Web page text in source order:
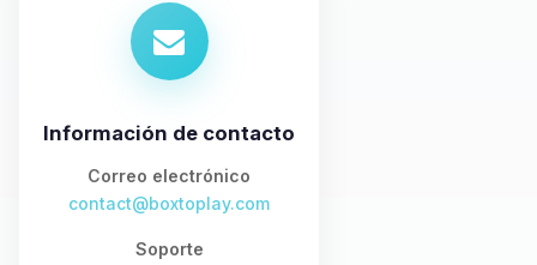
Información de contacto
Correo electrónico
contact@boxtoplay.com
Soporte
Yupi, por fin alguien con quien
hablar! Soy Choupy, tu pequeno
asistente de BoxToPlay. Cuentame